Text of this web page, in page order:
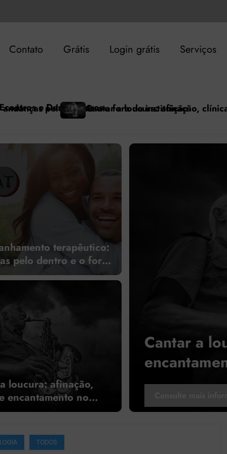
Contato Grátis Login grátis Serviços
clínica e encantamento no acompanhamento
O acompanhamento
terapêutico:
pelo dentro e o fora
loucura: afinação,
encantamento no
terapêutico
Cantar a loucura: afinação,
encantamento no
terapêutico
Consulte mais informação
TODOS